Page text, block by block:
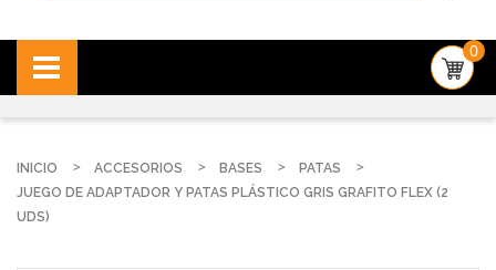
0
INICIO ACCESORIOS BASES
PATAS
JUEGO DE ADAPTADOR Y PATAS PLÁSTICO GRIS GRAFITO FLEX (2
UDS)